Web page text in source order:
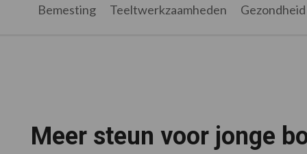
Bemesting Teeltwerkzaamheden Gezondheid
Meer steun voor jonge